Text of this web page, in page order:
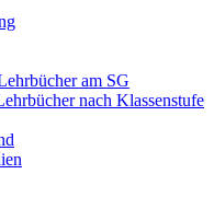
am SG
nach Klassenstufe